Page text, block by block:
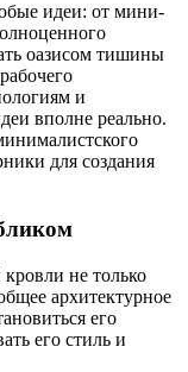
идеи: от мини-
оазисом тишины
и
вполне реально.
для создания
не только
архитектурное
его
его стиль и